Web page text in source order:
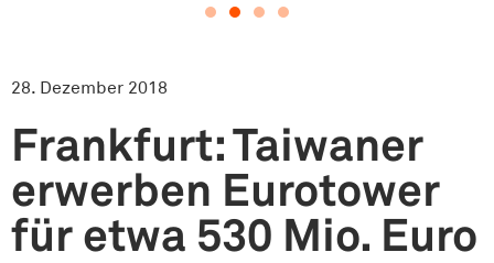
28. Dezember 2018
Frankfurt: Taiwaner
erwerben Eurotower
für etwa 530 Mio. Euro